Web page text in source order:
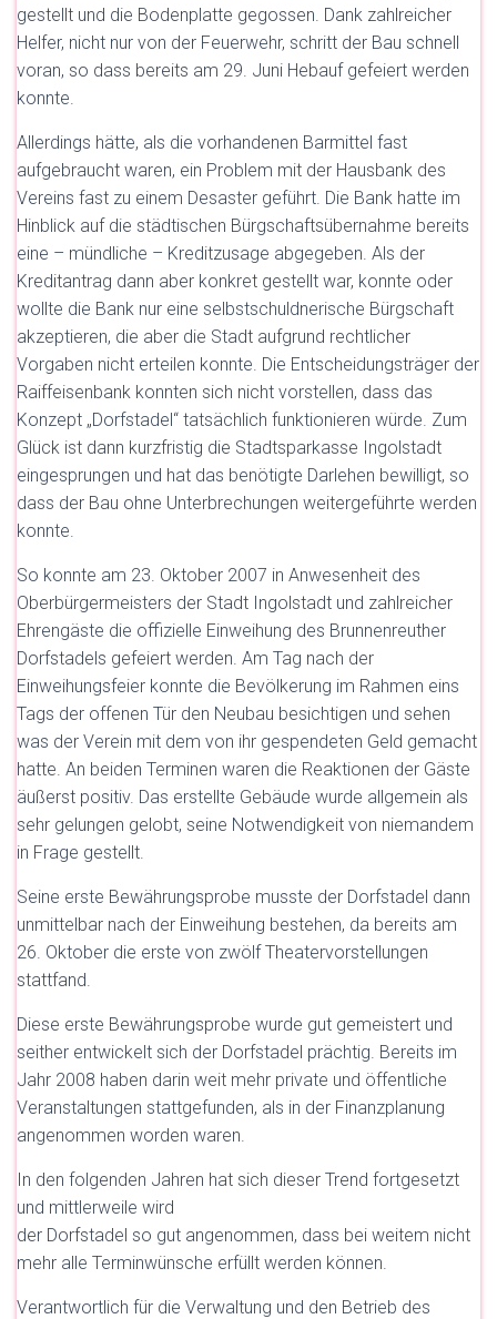
gestellt und die Bodenplatte gegossen. Dank zahlreicher
Helfer, nicht nur von der Feuerwehr, schritt der Bau schnell
voran, so dass bereits am 29. Juni Hebauf gefeiert werden
konnte.
Allerdings hätte, als die vorhandenen Barmittel fast
aufgebraucht waren, ein Problem mit der Hausbank des
Vereins fast zu einem Desaster geführt. Die Bank hatte im
Hinblick auf die städtischen Bürgschaftsübernahme bereits
eine – mündliche – Kreditzusage abgegeben. Als der
Kreditantrag dann aber konkret gestellt war, konnte oder
wollte die Bank nur eine selbstschuldnerische Bürgschaft
akzeptieren, die aber die Stadt aufgrund rechtlicher
Vorgaben nicht erteilen konnte. Die Entscheidungsträger der
Raiffeisenbank konnten sich nicht vorstellen, dass das
Konzept „Dorfstadel“ tatsächlich funktionieren würde. Zum
Glück ist dann kurzfristig die Stadtsparkasse Ingolstadt
eingesprungen und hat das benötigte Darlehen bewilligt, so
dass der Bau ohne Unterbrechungen weitergeführte werden
konnte.
So konnte am 23. Oktober 2007 in Anwesenheit des
Oberbürgermeisters der Stadt Ingolstadt und zahlreicher
Ehrengäste die offizielle Einweihung des Brunnenreuther
Dorfstadels gefeiert werden. Am Tag nach der
Einweihungsfeier konnte die Bevölkerung im Rahmen eins
Tags der offenen Tür den Neubau besichtigen und sehen
was der Verein mit dem von ihr gespendeten Geld gemacht
hatte. An beiden Terminen waren die Reaktionen der Gäste
äußerst positiv. Das erstellte Gebäude wurde allgemein als
sehr gelungen gelobt, seine Notwendigkeit von niemandem
in Frage gestellt.
Seine erste Bewährungsprobe musste der Dorfstadel dann
unmittelbar nach der Einweihung bestehen, da bereits am
26. Oktober die erste von zwölf Theatervorstellungen
stattfand.
Diese erste Bewährungsprobe wurde gut gemeistert und
seither entwickelt sich der Dorfstadel prächtig. Bereits im
Jahr 2008 haben darin weit mehr private und öffentliche
Veranstaltungen stattgefunden, als in der Finanzplanung
angenommen worden waren.
In den folgenden Jahren hat sich dieser Trend fortgesetzt
und mittlerweile wird
der Dorfstadel so gut angenommen, dass bei weitem nicht
mehr alle Terminwünsche erfüllt werden können.
Verantwortlich für die Verwaltung und den Betrieb des